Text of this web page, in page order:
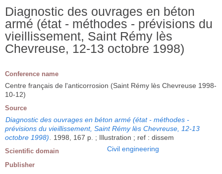
Diagnostic des ouvrages en béton
armé (état - méthodes - prévisions du
vieillissement, Saint Rémy lès
Chevreuse, 12-13 octobre 1998)
Conference name
Centre français de l'anticorrosion (Saint Rémy lès Chevreuse 1998-
10-12)
Source
Diagnostic des ouvrages en béton armé (état - méthodes -
prévisions du vieillissement, Saint Rémy lès Chevreuse, 12-13
octobre 1998)
1998, 167 p. ; Illustration ; ref : dissem
Scientific domain Civil engineering
Publisher